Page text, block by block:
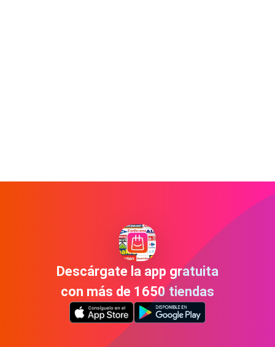
Descárgate la app gratuita
con más de 1650 tiendas